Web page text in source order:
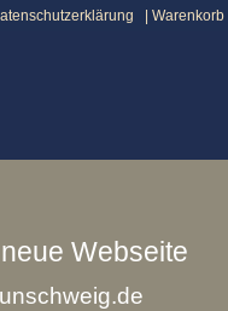
Webseite
Warenkorb